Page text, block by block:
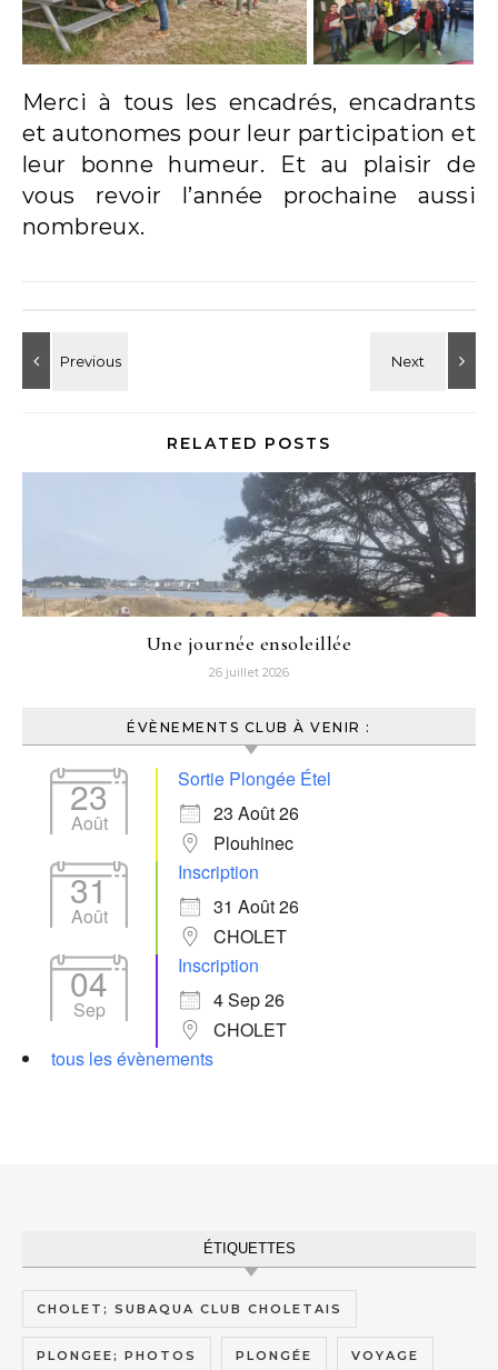
Merci à tous les encadrés, encadrants
et autonomes pour leur participation et
leur bonne humeur. Et au plaisir de
vous revoir l’année prochaine aussi
nombreux.
RELATED POSTS
Une journée ensoleillée
26 juillet 2026
ÉVÈNEMENTS CLUB À VENIR :
23
Août
Sortie Plongée Étel
23 Août 26
Plouhinec
31
Août
Inscription
31 Août 26
CHOLET
04
Sep
Inscription
4 Sep 26
CHOLET
tous les évènements
ÉTIQUETTES
CHOLET; SUBAQUA CLUB CHOLETAIS
PLONGEE; PHOTOS PLONGÉE VOYAGE